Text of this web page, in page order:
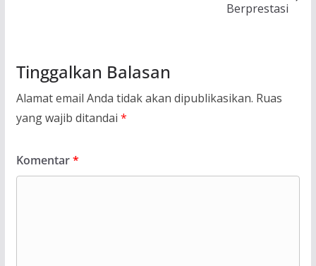
Berprestasi
Tinggalkan Balasan
Alamat email Anda tidak akan dipublikasikan. Ruas
yang wajib ditandai *
Komentar*